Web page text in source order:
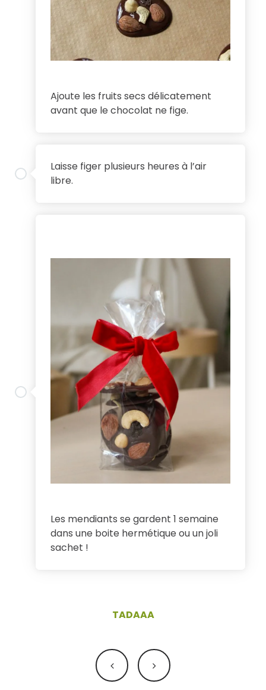
Ajoute les fruits secs délicatement
avant que le chocolat ne fige.
Laisse figer plusieurs heures à l’air
libre.
Les mendiants se gardent 1 semaine
dans une boite hermétique ou un joli
sachet !
TADAAA